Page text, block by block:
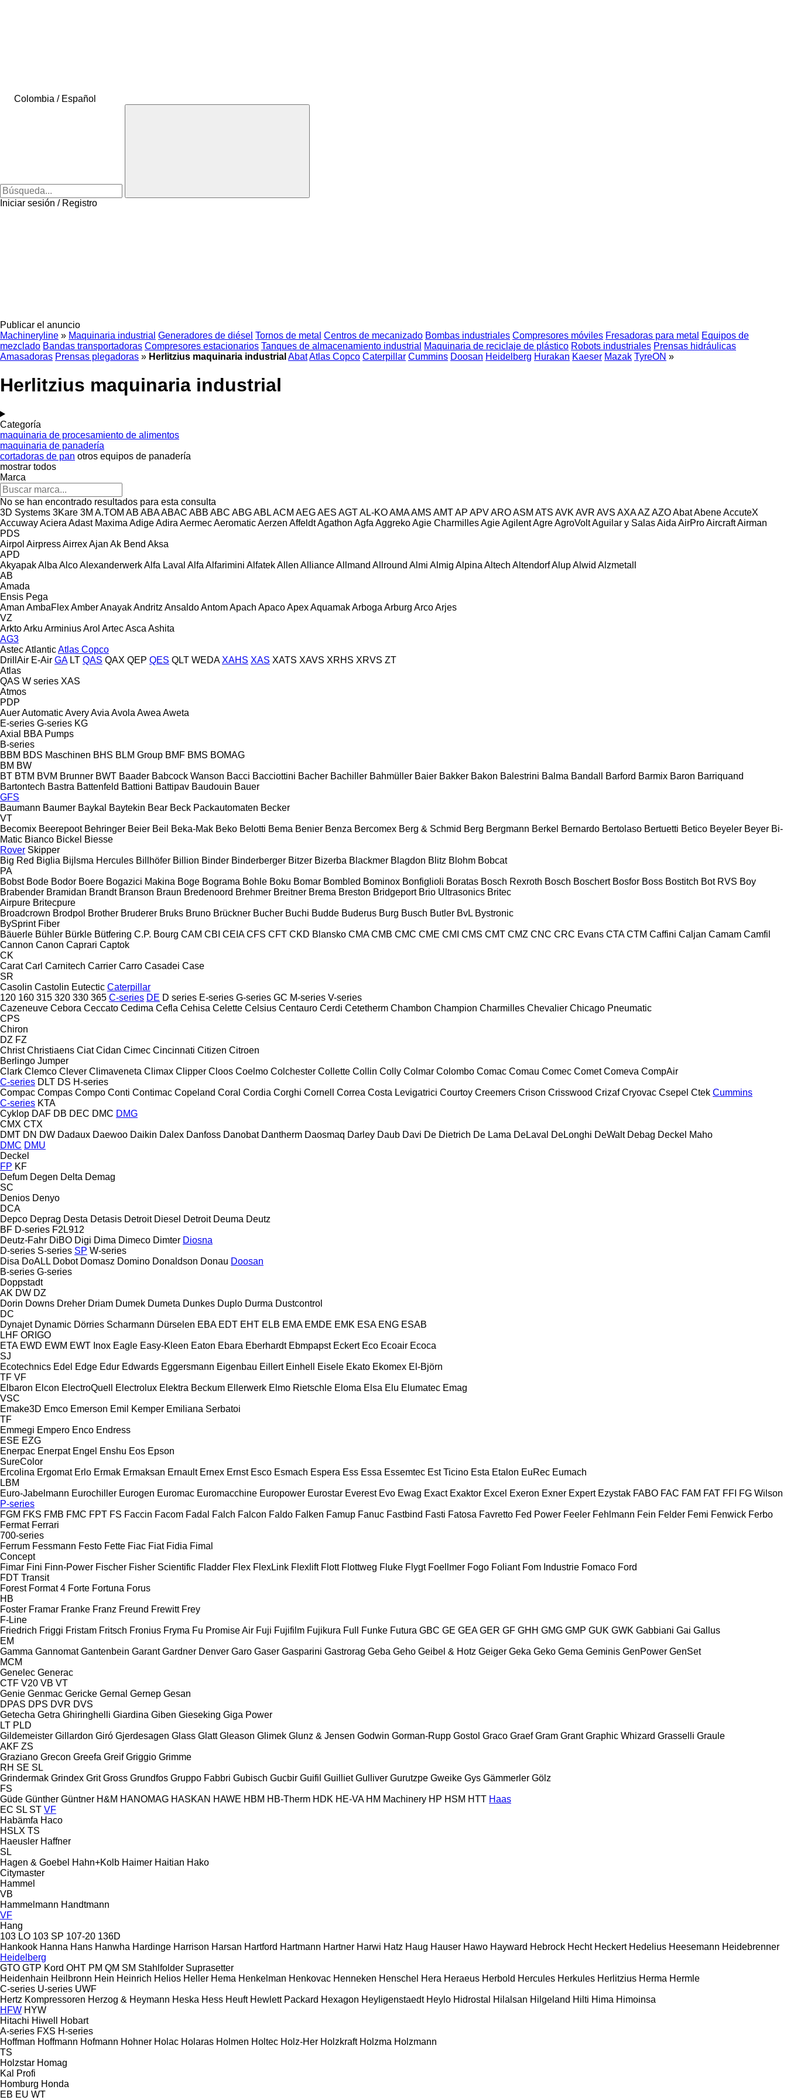
Colombia / Español
Iniciar sesión / Registro
Publicar el anuncio
Machineryline » Maquinaria industrial Generadores de diésel Tornos de metal Centros de mecanizado Bombas industriales Compresores móviles Fresadoras para metal
Equipos de
mezclado Bandas transportadoras Compresores estacionarios Tanques de almacenamiento industrial Maquinaria de reciclaje de plástico Robots industriales Prensas hidráulicas
Amasadoras Prensas plegadoras » Herlitzius maquinaria industrial AbatAtlas Copco Caterpillar Cummins Doosan Heidelberg Hurakan Kaeser Mazak TyreON »
Herlitzius maquinaria industrial
Categoría
maquinaria de procesamiento de alimentos
maquinaria de panadería
cortadoras de pan otros equipos de panadería
mostrar todos
Marca
No se han encontrado resultados para esta consulta
3D Systems 3Kare 3M A.TOM AB ABAABAC ABB ABC ABGABLACM AEGAES AGTAL-KOAMAAMS AMTAP APVAROASM ATS AVK AVR AVS AXAAZ AZOAbatAbeneAccuteX
AccuwayAciera Adast Maxima AdigeAdira AermecAeromaticAerzen AffeldtAgathon Agfa AggrekoAgie CharmillesAgieAgilentAgreAgroVoltAguilar y SalasAida AirProAircraftAirman
PDS
Airpol AirpressAirrexAjan Ak Bend Aksa
APD
AkyapakAlba AlcoAlexanderwerkAlfa Laval Alfa Alfarimini AlfatekAllen AllianceAllmand Allround Almi Almig Alpina Altech AltendorfAlupAlwid Alzmetall
AB
Amada
Ensis Pega
Aman AmbaFlexAmberAnayakAndritz AnsaldoAntomApach ApacoApexAquamakArboga Arburg ArcoArjes
VZ
ArktoArku ArminiusArol ArtecAsca Ashita
AG3
AstecAtlanticAtlas Copco
DrillAir E-Air GA LT QAS QAX QEP QES QLT WEDA XAHS XAS XATS XAVS XRHS XRVS ZT
Atlas
QAS W series XAS
Atmos
PDP
AuerAutomaticAveryAvia Avola Awea Aweta
E-series G-series KG
Axial
BBA Pumps
B-series
BBM BDS Maschinen BHS BLM Group BMF BMS BOMAG
BM BW
BT BTM BVM Brunner BWT Baader Babcock Wanson Bacci Bacciottini Bacher Bachiller Bahmüller Baier Bakker Bakon Balestrini Balma Bandall Barford Barmix Baron Barriquand
Bartontech Bastra Battenfeld Battioni Battipav Baudouin Bauer
GFS
Baumann Baumer Baykal Baytekin Bear Beck Packautomaten Becker
VT
Becomix Beerepoot Behringer Beier Beil Beka-Mak Beko Belotti Bema Benier Benza Bercomex Berg & Schmid Berg Bergmann Berkel Bernardo Bertolaso Bertuetti Betico Beyeler Beyer Bi-
Matic Bianco Bickel Biesse
Rover Skipper
Big Red Biglia Bijlsma Hercules Billhöfer Billion Binder Binderberger Bitzer Bizerba Blackmer Blagdon Blitz Blohm Bobcat
PA
Bobst Bode Bodor Boere Bogazici Makina Boge Bograma Bohle Boku Bomar Bombled Bominox Bonfiglioli Boratas Bosch Rexroth Bosch Boschert Bosfor Boss Bostitch Bot RVS Boy
Brabender Bramidan Brandt Branson Braun Bredenoord Brehmer Breitner Brema Breston Bridgeport Brio Ultrasonics Britec
Airpure Britecpure
Broadcrown Brodpol Brother Bruderer Bruks Bruno Brückner Bucher Buchi Budde Buderus Burg Busch Butler BvL Bystronic
BySprint Fiber
Bäuerle Bühler Bürkle Bütfering C.P. Bourg CAM CBI CEIA CFS CFT CKD Blansko CMA CMB CMC CME CMI CMS CMT CMZ CNC CRC Evans CTA CTM Caffini Caljan Camam Camfil
Cannon Canon Caprari Captok
CK
Carat Carl Carnitech Carrier Carro Casadei Case
SR
Casolin Castolin Eutectic Caterpillar
120 160 315 320 330 365 C-series DE D series E-series G-series GC M-series V-series
Cazeneuve Cebora Ceccato Cedima Cefla Cehisa Celette Celsius Centauro Cerdi Cetetherm Chambon Champion Charmilles Chevalier Chicago Pneumatic
CPS
Chiron
DZ FZ
Christ Christiaens Ciat Cidan Cimec Cincinnati Citizen Citroen
Berlingo Jumper
Clark Clemco Clever Climaveneta Climax Clipper Cloos Coelmo Colchester Collette Collin Colly Colmar Colombo Comac Comau Comec Comet Comeva CompAir
C-series DLT DS H-series
Compac Compas Compo Conti Contimac Copeland Coral Cordia Corghi Cornell Correa Costa Levigatrici Courtoy Creemers Crison Crisswood Crizaf Cryovac Csepel Ctek Cummins
C-series KTA
Cyklop DAF DB DEC DMC DMG
CMX CTX
DMT DN DW Dadaux Daewoo Daikin Dalex Danfoss Danobat Dantherm Daosmaq Darley Daub Davi De Dietrich De Lama DeLaval DeLonghi DeWalt Debag Deckel Maho
DMC DMU
Deckel
FP KF
Defum Degen Delta Demag
SC
Denios Denyo
DCA
Depco Deprag Desta Detasis Detroit Diesel Detroit Deuma Deutz
BF D-series F2L912
Deutz-Fahr DiBO Digi Dima Dimeco Dimter Diosna
D-series S-series SP W-series
Disa DoALL Dobot Domasz Domino Donaldson Donau Doosan
B-series G-series
Doppstadt
AK DW DZ
Dorin Downs Dreher Driam Dumek Dumeta Dunkes Duplo Durma Dustcontrol
DC
Dynajet Dynamic Dörries Scharmann Dürselen EBA EDT EHT ELB EMA EMDE EMK ESA ENG ESAB
LHF ORIGO
ETA EWD EWM EWT Inox Eagle Easy-Kleen Eaton Ebara Eberhardt Ebmpapst Eckert Eco Ecoair Ecoca
SJ
Ecotechnics Edel Edge Edur Edwards Eggersmann Eigenbau Eillert Einhell Eisele Ekato Ekomex El-Björn
TF VF
Elbaron Elcon ElectroQuell Electrolux Elektra Beckum Ellerwerk Elmo Rietschle Eloma Elsa Elu Elumatec Emag
VSC
Emake3D Emco Emerson Emil Kemper Emiliana Serbatoi
TF
Emmegi Empero Enco Endress
ESE EZG
Enerpac Enerpat Engel Enshu Eos Epson
SureColor
Ercolina Ergomat Erlo Ermak Ermaksan Ernault Ernex Ernst Esco Esmach Espera Ess Essa Essemtec Est Ticino Esta Etalon EuRec Eumach
LBM
Euro-Jabelmann Eurochiller Eurogen Euromac Euromacchine Europower Eurostar Everest Evo Ewag Exact Exaktor Excel Exeron Exner Expert Ezystak FABO FAC FAM FAT FFI FG Wilson
P-series
FGM FKS FMB FMC FPT FS Faccin Facom Fadal Falch Falcon Faldo Falken Famup Fanuc Fastbind Fasti Fatosa Favretto Fed Power Feeler Fehlmann Fein Felder Femi Fenwick Ferbo
Fermat Ferrari
700-series
Ferrum Fessmann Festo Fette Fiac Fiat Fidia Fimal
Concept
Fimar Fini Finn-Power Fischer Fisher Scientific Fladder Flex FlexLink Flexlift Flott Flottweg Fluke Flygt Foellmer Fogo Foliant Fom Industrie Fomaco Ford
FDT Transit
Forest Format 4 Forte Fortuna Forus
HB
Foster Framar Franke Franz Freund Frewitt Frey
F-Line
Friedrich Friggi Fristam Fritsch Fronius Fryma Fu Promise Air Fuji Fujifilm Fujikura Full Funke Futura GBC GE GEA GER GF GHH GMG GMP GUK GWK Gabbiani Gai Gallus
EM
Gamma Gannomat Gantenbein Garant Gardner Denver Garo Gaser Gasparini Gastrorag Geba Geho Geibel & Hotz Geiger Geka Geko Gema Geminis GenPower GenSet
MCM
Genelec Generac
CTF V20 VB VT
Genie Genmac Gericke Gernal Gernep Gesan
DPAS DPS DVR DVS
Getecha Getra Ghiringhelli Giardina Giben Gieseking Giga Power
LT PLD
Gildemeister Gillardon Giró Gjerdesagen Glass Glatt Gleason Glimek Glunz & Jensen Godwin Gorman-Rupp Gostol Graco Graef Gram Grant Graphic Whizard Grasselli Graule
AKF ZS
Graziano Grecon Greefa Greif Griggio Grimme
RH SE SL
Grindermak Grindex Grit Gross Grundfos Gruppo Fabbri Gubisch Gucbir Guifil Guilliet Gulliver Gurutzpe Gweike Gys Gämmerler Gölz
FS
Güde Günther Güntner H&M HANOMAG HASKAN HAWE HBM HB‑Therm HDK HE-VA HM Machinery HP HSM HTT Haas
EC SL ST VF
Habämfa Haco
HSLX TS
Haeusler Haffner
SL
Hagen & Goebel Hahn+Kolb Haimer Haitian Hako
Citymaster
Hammel
VB
Hammelmann Handtmann
VF
Hang
103 LO 103 SP 107-20 136D
Hankook Hanna Hans Hanwha Hardinge Harrison Harsan Hartford Hartmann Hartner Harwi Hatz Haug Hauser Hawo Hayward Hebrock Hecht Heckert Hedelius Heesemann Heidebrenner
Heidelberg
GTO GTP Kord OHT PM QM SM Stahlfolder Suprasetter
Heidenhain Heilbronn Hein Heinrich Helios Heller Hema Henkelman Henkovac Henneken Henschel Hera Heraeus Herbold Hercules Herkules Herlitzius Herma Hermle
C-series U-series UWF
Hertz Kompressoren Herzog & Heymann Heska Hess Heuft Hewlett Packard Hexagon Heyligenstaedt Heylo Hidrostal Hilalsan Hilgeland Hilti Hima Himoinsa
HFW HYW
Hitachi Hiwell
Hobart
A-series FXS H-series
Hoffman Hoffmann Hofmann Hohner Holac Holaras Holmen Holtec Holz-Her Holzkraft Holzma Holzmann
TS
Holzstar Homag
Kal
Profi
Homburg Honda
EB EU WT